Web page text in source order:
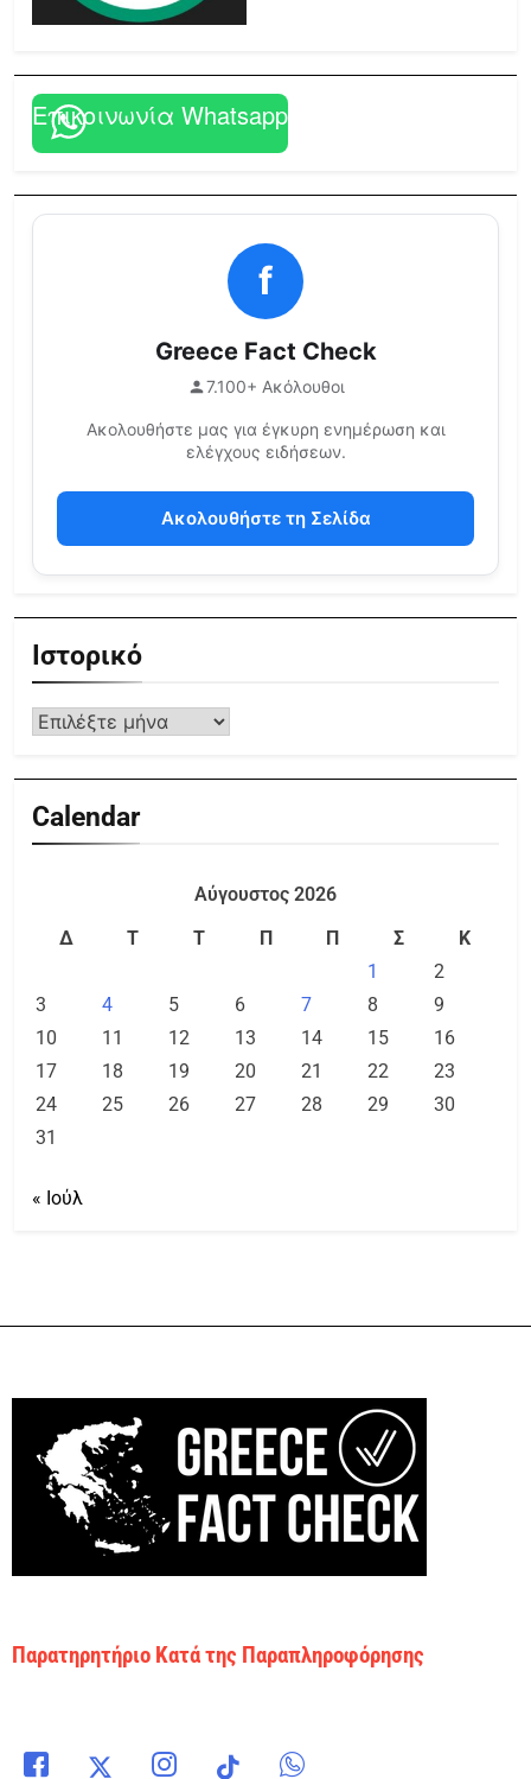
Επικοινωνία Whatsapp
f
Greece Fact Check
7.100+ Ακόλουθοι
Ακολουθήστε μας για έγκυρη ενημέρωση και
ελέγχους ειδήσεων.
Ακολουθήστε τη Σελίδα
Ιστορικό
Calendar
Αύγουστος 2026
Δ
Τ Τ Π Π Σ
Κ
1
2
3
4 5 6 7 8
9
10
11 12 13 14 15
16
17
18 19 20 21 22
23
24
25 26 27 28 29
30
31
« Ιούλ
Παρατηρητήριο Κατά της Παραπληροφόρησης